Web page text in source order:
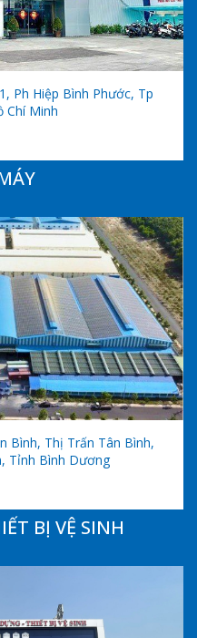
Ph Hiệp Bình Phước, Tp
Chí Minh
Bình, Thị Trấn Tân Bình,
Tỉnh Bình Dương
BỊ VỆ SINH